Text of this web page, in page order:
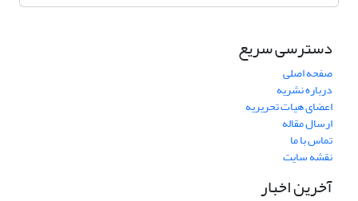
دسترسی سریع
صفحه اصلی
درباره نشریه
اعضای هیات تحریریه
ارسال مقاله
تماس با ما
نقشه سایت
آخرین اخبار